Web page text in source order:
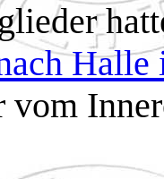
Halle